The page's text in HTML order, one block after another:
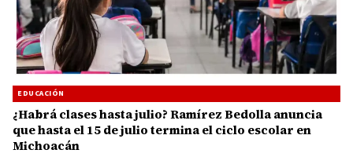
EDUCACIÓN
¿Habrá clases hasta julio? Ramírez Bedolla anuncia
que hasta el 15 de julio termina el ciclo escolar en
Michoacán